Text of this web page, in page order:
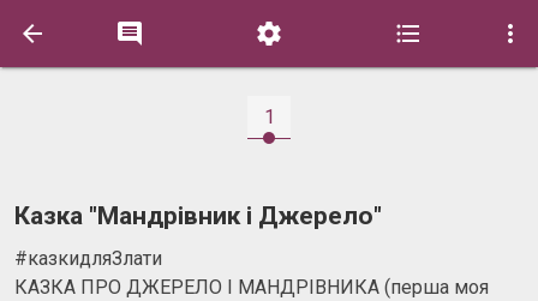
    
1
Казка "Мандрівник і Джерело"
#казкидляЗлати
КАЗКА ПРО ДЖЕРЕЛО І МАНДРІВНИКА (перша моя